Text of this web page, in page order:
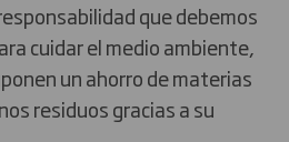
que debemos
cuidar el medio ambiente,
un ahorro de materias
residuos gracias a su